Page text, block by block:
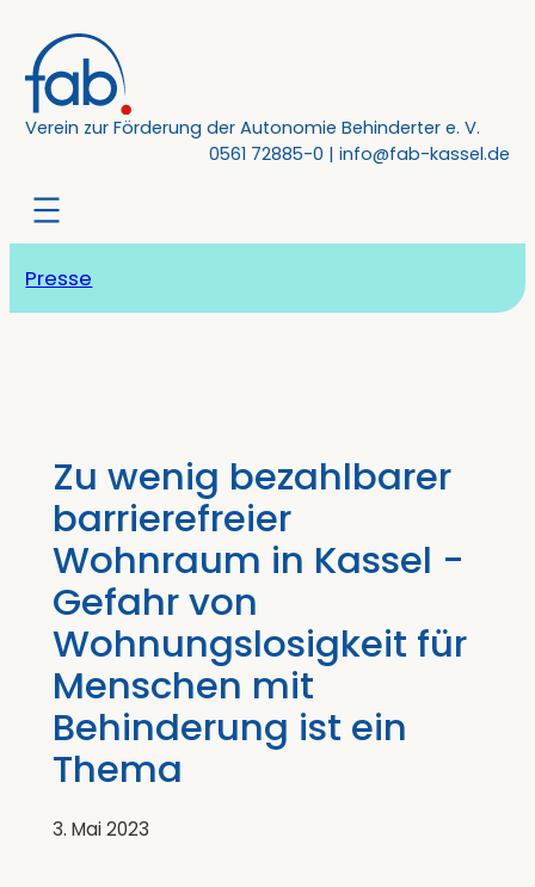
Inhalt
springen
Verein zur Förderung der Autonomie Behinderter e. V.
0561 72885-0 | info@fab-kassel.de
Presse
Zu wenig bezahlbarer
barrierefreier
Wohnraum in Kassel -
Gefahr von
Wohnungslosigkeit für
Menschen mit
Behinderung ist ein
Thema
3. Mai 2023